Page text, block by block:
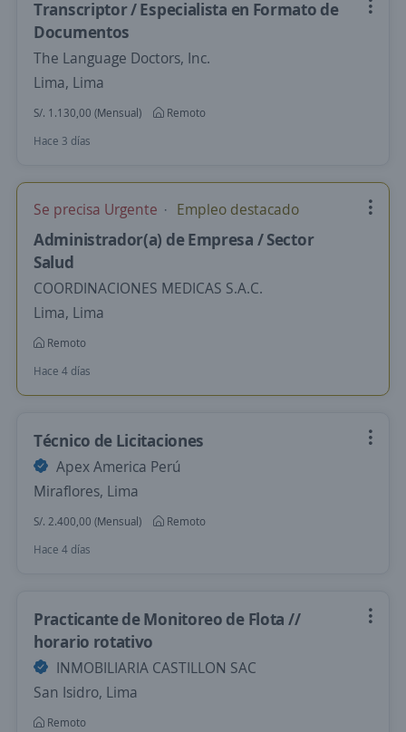
Transcriptor / Especialista en Formato de
Documentos
The Language Doctors, Inc.
Lima, Lima
S/. 1.130,00 (Mensual)
Remoto
Hace 3 días
Se precisa Urgente Empleo destacado
Administrador(a) de Empresa / Sector
Salud
COORDINACIONES MEDICAS S.A.C.
Lima, Lima
Remoto
Hace 4 días
Técnico de Licitaciones
Apex America Perú
Miraflores, Lima
S/. 2.400,00 (Mensual)
Remoto
Hace 4 días
Practicante de Monitoreo de Flota //
horario rotativo
INMOBILIARIA CASTILLON SAC
San Isidro, Lima
Remoto